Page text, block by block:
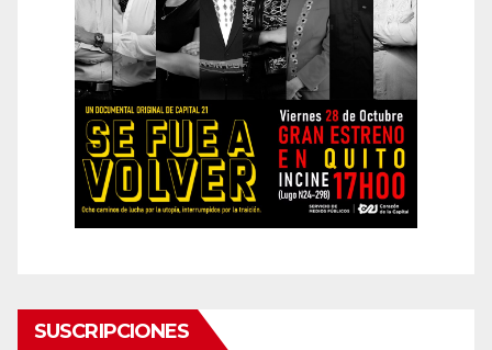
SUSCRIPCIONES